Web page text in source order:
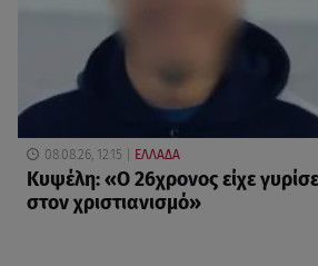
08.08.26, 12:15 ΕΛΛΑΔΑ
Κυψέλη: «Ο 26χρονος είχε
στον χριστιανισμό»